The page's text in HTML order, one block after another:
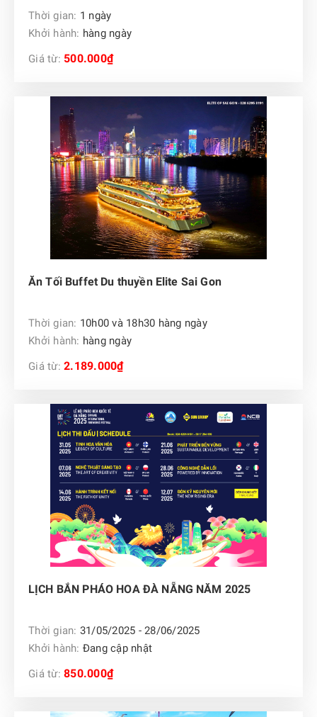
Thời gian: 1 ngày
Khởi hành: hàng ngày
Giá từ: 500.000₫
Ăn Tối Buffet Du thuyền Elite Sai Gon
Thời gian: 10h00 và 18h30 hàng ngày
Khởi hành: hàng ngày
Giá từ: 2.189.000₫
LỊCH BẮN PHÁO HOA ĐÀ NẴNG NĂM 2025
Thời gian: 31/05/2025 - 28/06/2025
Khởi hành: Đang cập nhật
Giá từ: 850.000₫